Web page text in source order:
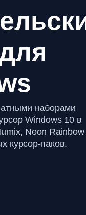
наборами
Windows 10 в
Neon Rainbow
курсор-паков.